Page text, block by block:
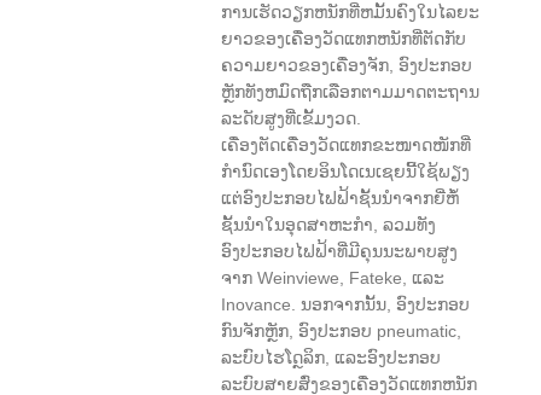
ການເຮັດວຽກຫນັກທີ່ຫມັ້ນຄົງໃນໄລຍະ
ຍາວຂອງເຄື່ອງວັດແທກຫນັກທີ່ຕັດກັບ
ຄວາມຍາວຂອງເຄື່ອງຈັກ, ອົງປະກອບ
ຫຼັກທັງຫມົດຖືກເລືອກຕາມມາດຕະຖານ
ລະດັບສູງທີ່ເຂັ້ມງວດ.
ເຄື່ອງຕັດເຄື່ອງວັດແທກຂະໜາດໜັກທີ່
ກຳນົດເອງໂດຍອິນໂດເນເຊຍນີ້ໃຊ້ພຽງ
ແຕ່ອົງປະກອບໄຟຟ້າຊັ້ນນໍາຈາກຍີ່ຫໍ້
ຊັ້ນນໍາໃນອຸດສາຫະກໍາ, ລວມທັງ
ອົງປະກອບໄຟຟ້າທີ່ມີຄຸນນະພາບສູງ
ຈາກ Weinviewe, Fateke, ແລະ
Inovance. ນອກຈາກນັ້ນ, ອົງປະກອບ
ກົນຈັກຫຼັກ, ອົງປະກອບ pneumatic,
ລະບົບໄຮໂດຼລິກ, ແລະອົງປະກອບ
ລະບົບສາຍສົ່ງຂອງເຄື່ອງວັດແທກຫນັກ